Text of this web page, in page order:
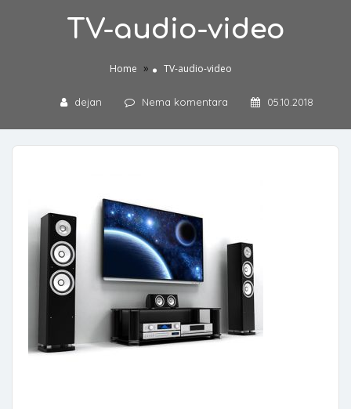
TV-audio-video
Home » TV-audio-video
dejan Nema komentara 05.10.2018